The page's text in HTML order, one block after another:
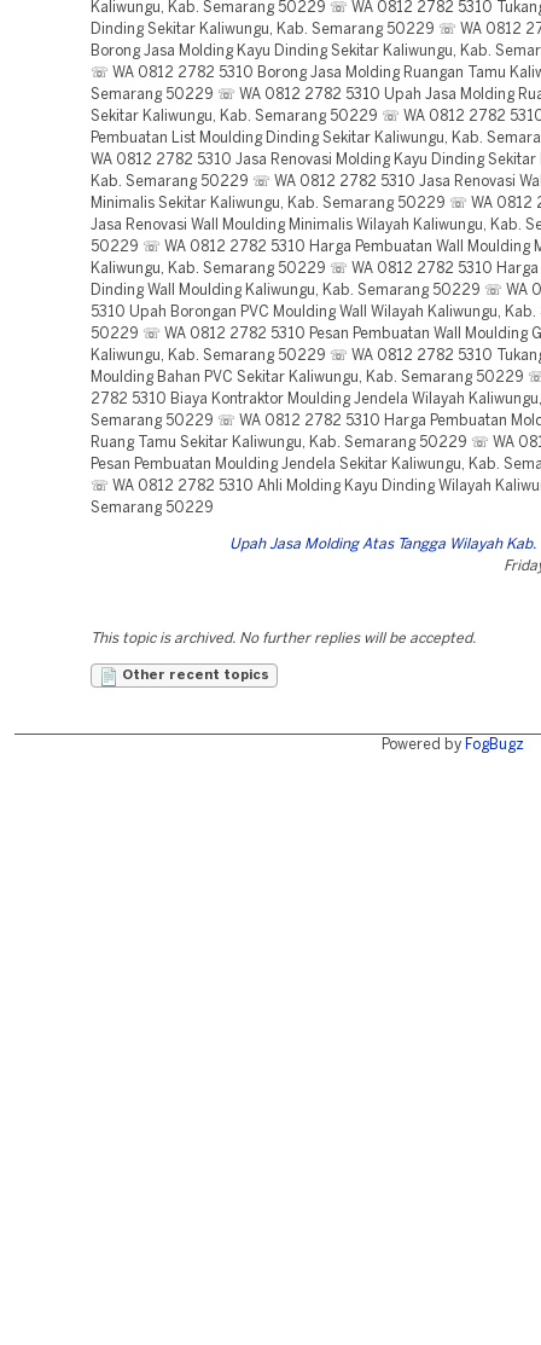
Kaliwungu, Kab. Semarang 50229 ☏ WA 0812 2782 5310
Dinding Sekitar Kaliwungu, Kab. Semarang 50229 ☏ WA 0812
Borong Jasa Molding Kayu Dinding Sekitar Kaliwungu, Kab.
☏ WA 0812 2782 5310 Borong Jasa Molding Ruangan Tamu
Semarang 50229 ☏ WA 0812 2782 5310 Upah Jasa Molding
Sekitar Kaliwungu, Kab. Semarang 50229 ☏ WA 0812 2782
Pembuatan List Moulding Dinding Sekitar Kaliwungu, Kab.
WA 0812 2782 5310 Jasa Renovasi Molding Kayu Dinding Sekitar
Kab. Semarang 50229 ☏ WA 0812 2782 5310 Jasa Renovasi
Minimalis Sekitar Kaliwungu, Kab. Semarang 50229 ☏ WA 0812
Jasa Renovasi Wall Moulding Minimalis Wilayah Kaliwungu, Kab.
50229 ☏ WA 0812 2782 5310 Harga Pembuatan Wall Moulding
Kaliwungu, Kab. Semarang 50229 ☏ WA 0812 2782 5310 Harga
Dinding Wall Moulding Kaliwungu, Kab. Semarang 50229 ☏ WA
5310 Upah Borongan PVC Moulding Wall Wilayah Kaliwungu, Kab.
50229 ☏ WA 0812 2782 5310 Pesan Pembuatan Wall Moulding
Kaliwungu, Kab. Semarang 50229 ☏ WA 0812 2782 5310
Moulding Bahan PVC Sekitar Kaliwungu, Kab. Semarang 50229
2782 5310 Biaya Kontraktor Moulding Jendela Wilayah
Semarang 50229 ☏ WA 0812 2782 5310 Harga Pembuatan
Ruang Tamu Sekitar Kaliwungu, Kab. Semarang 50229 ☏ WA
Pesan Pembuatan Moulding Jendela Sekitar Kaliwungu, Kab.
☏ WA 0812 2782 5310 Ahli Molding Kayu Dinding Wilayah
Semarang 50229
Upah Jasa Molding Atas Tangga Wilayah
This topic is archived. No further replies will be accepted.
Other recent topics
Powered by FogBugz